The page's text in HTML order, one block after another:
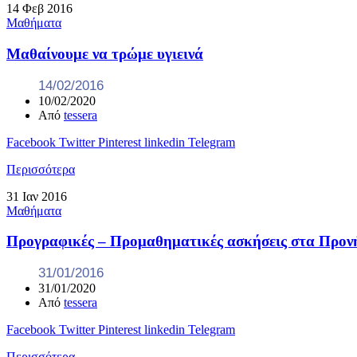
14 Φεβ 2016
Μαθήματα
Μαθαίνουμε να τρώμε υγιεινά
14/02/2016
10/02/2020
Από tessera
Facebook Twitter Pinterest linkedin Telegram
Περισσότερα
31 Ιαν 2016
Μαθήματα
Προγραφικές – Προμαθηματικές ασκήσεις στα
31/01/2016
31/01/2020
Από tessera
Facebook Twitter Pinterest linkedin Telegram